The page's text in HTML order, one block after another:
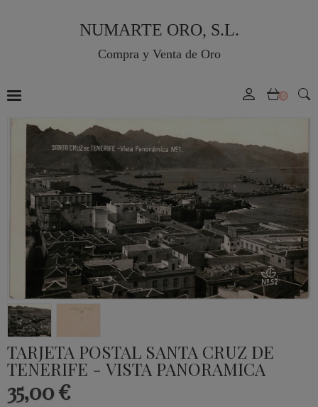
NUMARTE ORO, S.L.
Compra y Venta de Oro
0
TARJETA POSTAL SANTA CRUZ DE
TENERIFE - VISTA PANORAMICA
35,00 €